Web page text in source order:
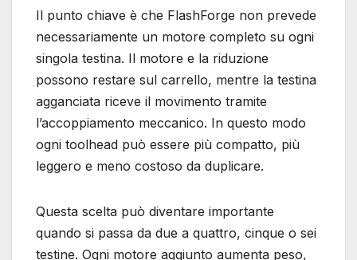
Il punto chiave è che FlashForge non prevede
necessariamente un motore completo su ogni
singola testina. Il motore e la riduzione
possono restare sul carrello, mentre la testina
agganciata riceve il movimento tramite
l’accoppiamento meccanico. In questo modo
ogni toolhead può essere più compatto, più
leggero e meno costoso da duplicare.
Questa scelta può diventare importante
quando si passa da due a quattro, cinque o sei
testine. Ogni motore aggiunto aumenta peso,